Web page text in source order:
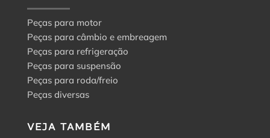
Peças para motor
Peças para câmbio e embreagem
Peças para refrigeração
Peças para suspensão
Peças para roda/freio
Peças diversas
VEJA TAMBÉM